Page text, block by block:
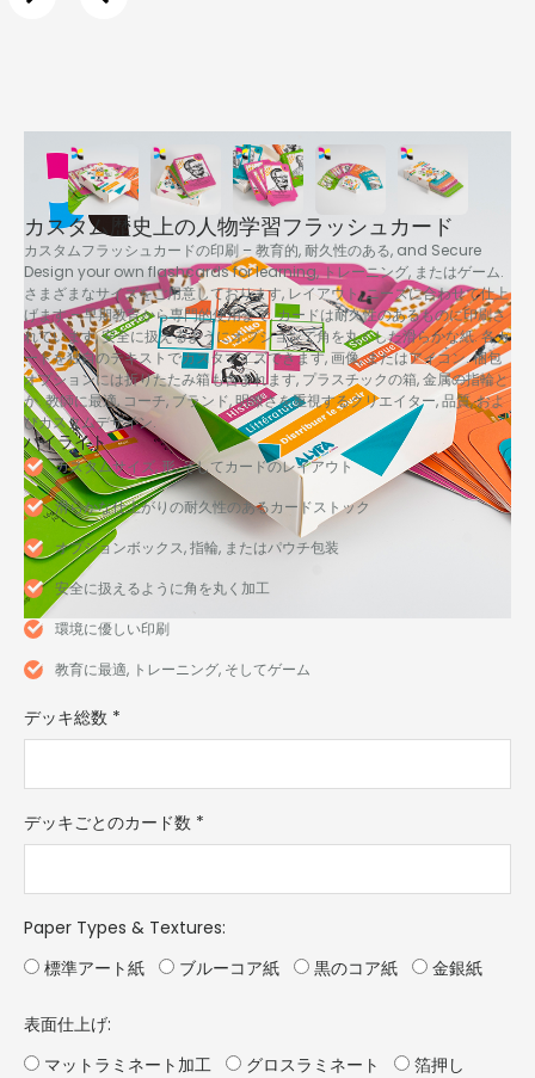
カスタム歴史上の人物学習フラッシュカード
カスタムフラッシュカードの印刷 – 教育的, 耐久性のある, and Secure
Design your own flashcards for learning, トレーニング, またはゲーム.
さまざまなサイズをご用意しております, レイアウト, ニーズに合わせて仕上
げます – 早期教育から専門的使用まで. カードは耐久性のあるものに印刷さ
れています, 安全に扱えるようにオプションで角を丸くした滑らかな紙. 各カ
ードを独自のテキストでカスタマイズできます, 画像, またはアイコン. 梱包
オプションには折りたたみ箱も含まれます, プラスチックの箱, 金属の指輪と
か. 教師に最適, コーチ, ブランド, 明瞭さを重視するクリエイター, 品質, およ
びカスタムデザイン.
ハイライト
カスタムサイズ, 形, そしてカードのレイアウト
滑らかな仕上がりの耐久性のあるカードストック
オプションボックス, 指輪, またはパウチ包装
安全に扱えるように角を丸く加工
環境に優しい印刷
教育に最適, トレーニング, そしてゲーム
デッキ総数 *
デッキごとのカード数 *
Paper Types & Textures:
標準アート紙
ブルーコア紙 黒のコア紙 金銀紙
表面仕上げ:
マットラミネート加工
グロスラミネート
箔押し